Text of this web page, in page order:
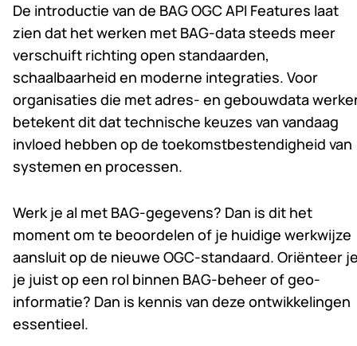
De introductie van de BAG OGC API Features laat
zien dat het werken met BAG-data steeds meer
verschuift richting open standaarden,
schaalbaarheid en moderne integraties. Voor
organisaties die met adres- en gebouwdata
betekent dit dat technische keuzes van vandaag
invloed hebben op de toekomstbestendigheid van
systemen en processen.
Werk je al met BAG-gegevens? Dan is dit het
moment om te beoordelen of je huidige werkwijze
aansluit op de nieuwe OGC-standaard. Oriënteer
je juist op een rol binnen BAG-beheer of geo-
informatie? Dan is kennis van deze ontwikkelingen
essentieel.